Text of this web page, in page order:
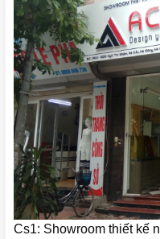
Cs1: Showroom thiết kế